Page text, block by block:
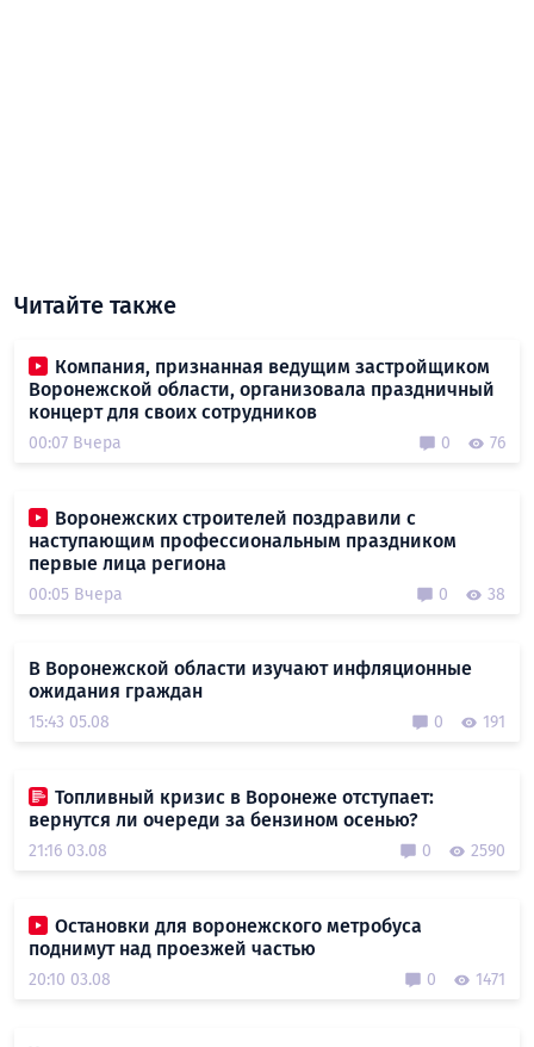
Читайте также
Компания, признанная ведущим застройщиком
Воронежской области, организовала праздничный
концерт для своих сотрудников
00:07 Вчера 0 76
Воронежских строителей поздравили с
наступающим профессиональным праздником
первые лица региона
00:05 Вчера 0 38
В Воронежской области изучают инфляционные
ожидания граждан
15:43 05.08 0 191
Топливный кризис в Воронеже отступает:
вернутся ли очереди за бензином осенью?
21:16 03.08 0 2590
Остановки для воронежского метробуса
поднимут над проезжей частью
20:10 03.08 0 1471